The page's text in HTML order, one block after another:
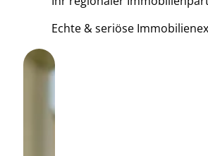
Echte & seriöse